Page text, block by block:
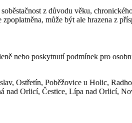
z důvodu věku,
může být ale hrazena z
nebo poskytnutí podmínek pro
Ostřetín, Poběžovice u Holic,
Orlicí, Čestice, Lípa nad Orlicí,